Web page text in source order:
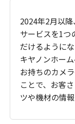
2024年2月以
サービスを1つ
だけるようにな
キヤノンホー
お持ちのカメ
ことで、お客
ツや機材の情